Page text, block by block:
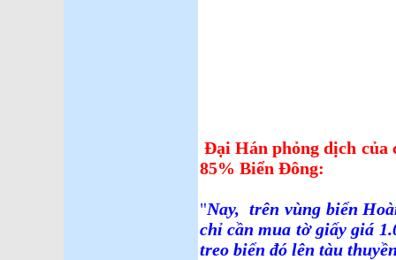
Đại Hán phỏng dịch của
85% Biển Đông:
"Nay, trên vùng biển
chỉ cần mua tờ giấy giá
treo biển đó lên tàu